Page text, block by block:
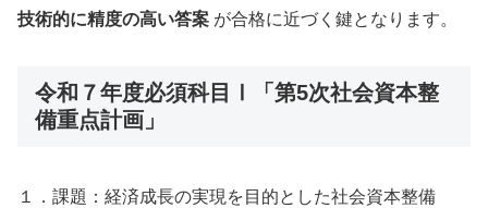
技術的に精度の高い答案 が合格に近づく鍵となります。
令和７年度必須科目Ⅰ「第5次社会資本整
備重点計画」
１．課題：経済成長の実現を目的とした社会資本整備